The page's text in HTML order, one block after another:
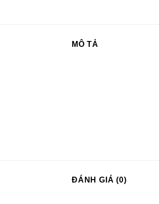
MÔ TẢ
ĐÁNH GIÁ (0)